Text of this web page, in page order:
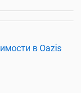
в Oazis